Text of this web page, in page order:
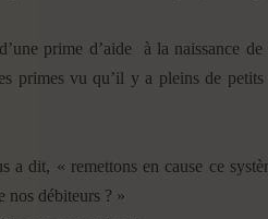
prime d’aide à la naissance
primes vu qu’il y a pleins de petits
a dit, « remettons en cause ce
nos débiteurs ? »